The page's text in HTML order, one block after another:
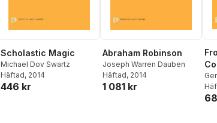
Scholastic Magic
Michael Dov Swartz
Häftad, 2014
446 kr
Abraham Robinson
Joseph Warren Dauben
Häftad, 2014
1 081 kr